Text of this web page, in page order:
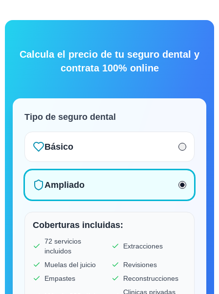
Calcula el precio de tu seguro dental y
contrata 100% online
Tipo de seguro dental
Básico
Ampliado
Coberturas incluidas:
72 servicios
incluidos
Extracciones
Muelas del juicio
Revisiones
Empastes
Reconstrucciones
Clinicas privadas